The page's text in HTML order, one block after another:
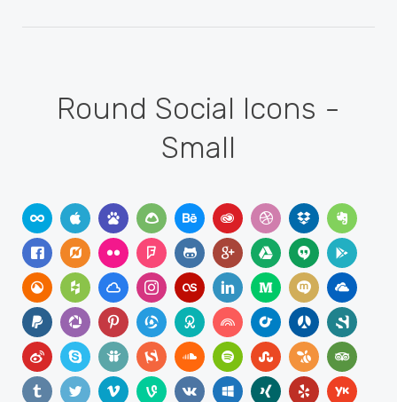
Round Social Icons -
Small